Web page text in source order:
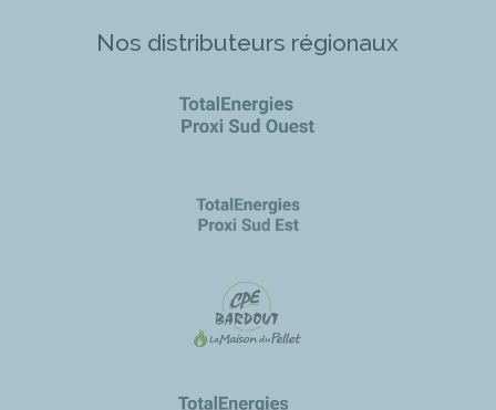
Nos distributeurs régionaux